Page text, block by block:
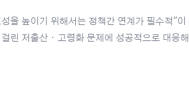
을 높이기 위해서는 정책간 연계가 필수적"이
린 저출산ㆍ고령화 문제에 성공적으로 대응해